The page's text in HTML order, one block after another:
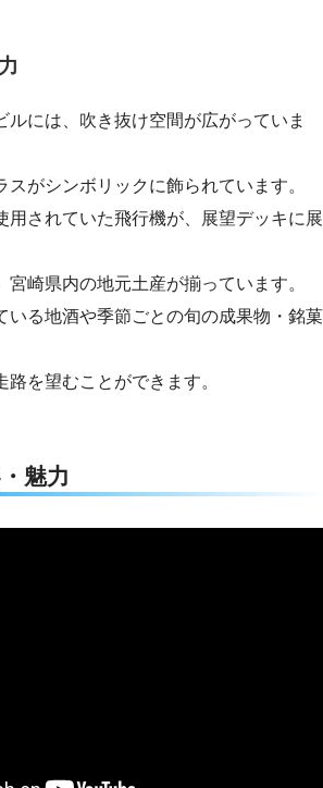
ルには、吹き抜け空間が広がっていま
がシンボリックに飾られています。
用されていた飛行機が、展望デッキに展
崎県内の地元土産が揃っています。
いる地酒や季節ごとの旬の成果物・銘菓
を望むことができます。
魅力